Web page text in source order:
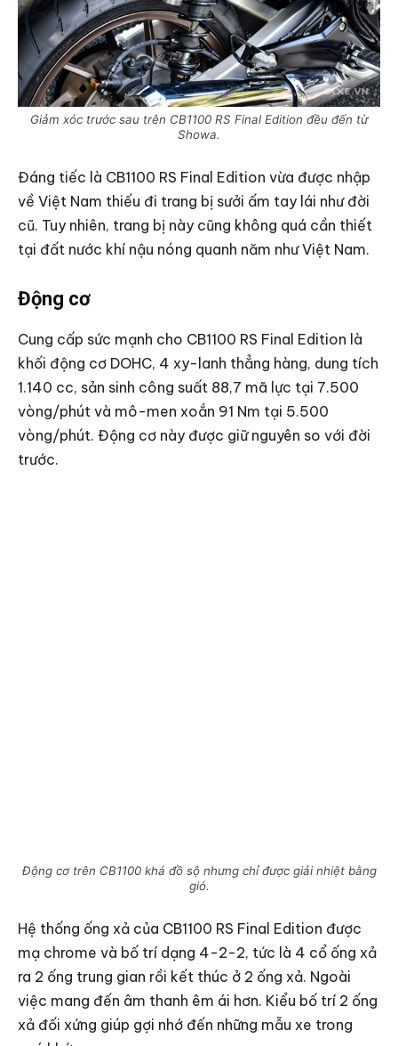
Giảm xóc trước sau trên CB1100 RS Final Edition đều đến từ
Showa.
Đáng tiếc là CB1100 RS Final Edition vừa được nhập
về Việt Nam thiếu đi trang bị sưởi ấm tay lái như đời
cũ. Tuy nhiên, trang bị này cũng không quá cần thiết
tại đất nước khí nậu nóng quanh năm như Việt Nam.
Động cơ
Cung cấp sức mạnh cho CB1100 RS Final Edition là
khối động cơ DOHC, 4 xy-lanh thẳng hàng, dung tích
1.140 cc, sản sinh công suất 88,7 mã lực tại 7.500
vòng/phút và mô-men xoắn 91 Nm tại 5.500
vòng/phút. Động cơ này được giữ nguyên so với đời
trước.
Động cơ trên CB1100 khá đồ sộ nhưng chỉ được giải nhiệt bằng
gió.
Hệ thống ống xả của CB1100 RS Final Edition được
mạ chrome và bố trí dạng 4-2-2, tức là 4 cổ ống xả
ra 2 ống trung gian rồi kết thúc ở 2 ống xả. Ngoài
việc mang đến âm thanh êm ái hơn. Kiểu bố trí 2 ống
xả đối xứng giúp gợi nhớ đến những mẫu xe trong